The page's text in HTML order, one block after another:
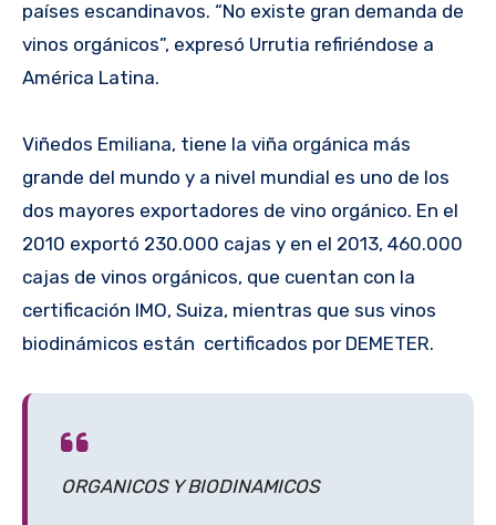
países escandinavos. “No existe gran demanda de
vinos orgánicos”, expresó Urrutia refiriéndose a
América Latina.
Viñedos Emiliana, tiene la viña orgánica más
grande del mundo y a nivel mundial es uno de los
dos mayores exportadores de vino orgánico. En el
2010 exportó 230.000 cajas y en el 2013, 460.000
cajas de vinos orgánicos, que cuentan con la
certificación IMO, Suiza, mientras que sus vinos
biodinámicos están certificados por DEMETER.
ORGANICOS Y BIODINAMICOS